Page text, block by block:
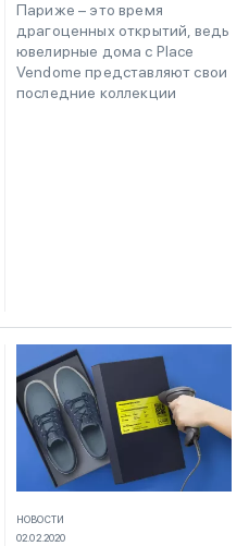
Париже – это время
драгоценных открытий, ведь
ювелирные дома с Place
Vendome представляют свои
последние коллекции
НОВОСТИ
02.02.2020